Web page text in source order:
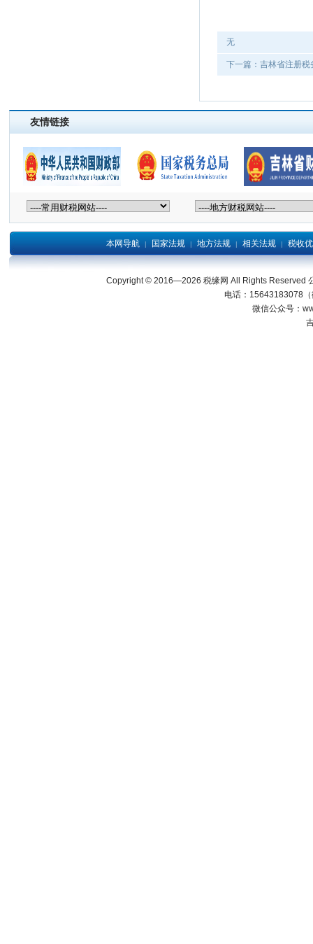
无
下一篇：吉林省注册
友情链接
本网导航 | 国家法规 | 地方法规 | 相关法规 | 税收
Copyright © 2016—2026 税缘网 All Rights Reserved
电话：15643183078
微信公众号：